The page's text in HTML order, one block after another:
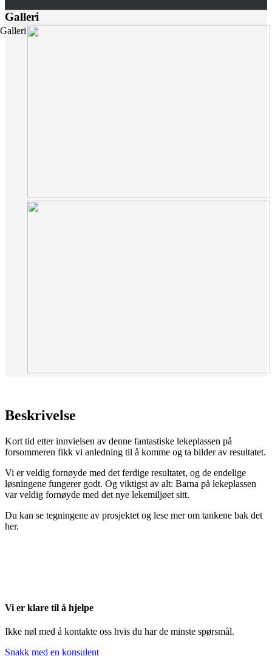
Galleri
Galleri
Beskrivelse
Kort tid etter innvielsen av denne fantastiske lekeplassen på
forsommeren fikk vi anledning til å komme og ta bilder av resultatet.
Vi er veldig fornøyde med det ferdige resultatet, og de endelige
løsningene fungerer godt. Og viktigst av alt: Barna på lekeplassen
var veldig fornøyde med det nye lekemiljøet sitt.
Du kan se tegningene av prosjektet og lese mer om tankene bak det
her.
Vi er klare til å hjelpe
Ikke nøl med å kontakte oss hvis du har de minste spørsmål.
Snakk med en konsulent